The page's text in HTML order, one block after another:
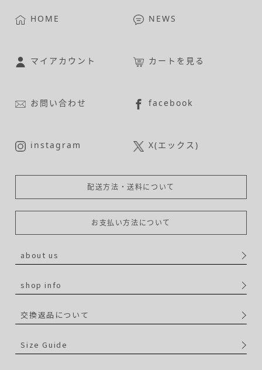
HOME NEWS
マイアカウント カートを見る
お問い合わせ facebook
instagram X(エックス)
配送方法・送料について
お支払い方法について
about us
shop info
交換返品について
Size Guide